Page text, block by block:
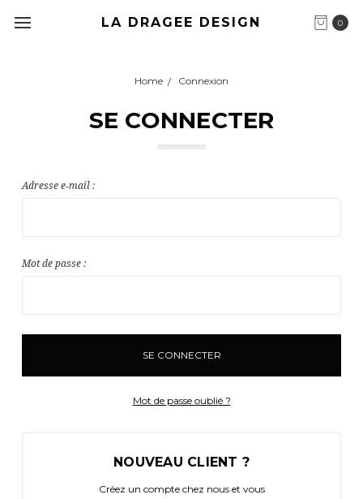
0
LA DRAGEE DESIGN
Home Connexion
SE CONNECTER
Adresse e‑mail :
Mot de passe :
Mot de passe oublié ?
NOUVEAU CLIENT ?
Créez un compte chez nous et vous